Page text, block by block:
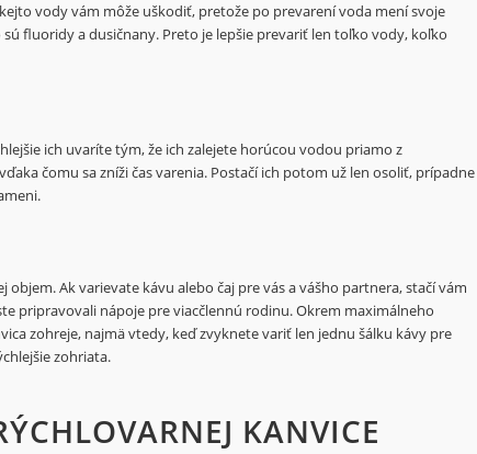
vody vám môže uškodiť, pretože po prevarení voda mení svoje
fluoridy a dusičnany. Preto je lepšie prevariť len toľko vody, koľko
ich uvaríte tým, že ich zalejete horúcou vodou priamo z
čomu sa zníži čas varenia. Postačí ich potom už len osoliť, prípadne
Ak varievate kávu alebo čaj pre vás a vášho partnera, stačí vám
pripravovali nápoje pre viacčlennú rodinu. Okrem maximálneho
zohreje, najmä vtedy, keď zvyknete variť len jednu šálku kávy pre
zohriata.
KANVICE